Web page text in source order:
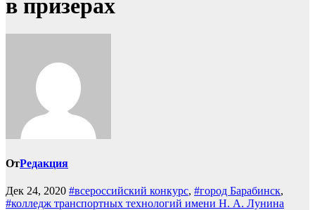
в призерах
ОтРедакция
Дек 24, 2020 #всероссийский конкурс, #город Барабинск,
#колледж транспортных технологий имени Н. А. Лунина